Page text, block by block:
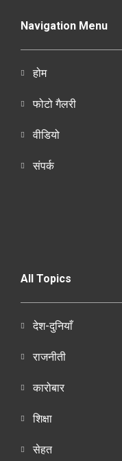
Navigation Menu
होम
फोटो गैलरी
वीडियो
संपर्क
All Topics
देश-दुनियाँ
राजनीती
कारोबार
शिक्षा
सेहत